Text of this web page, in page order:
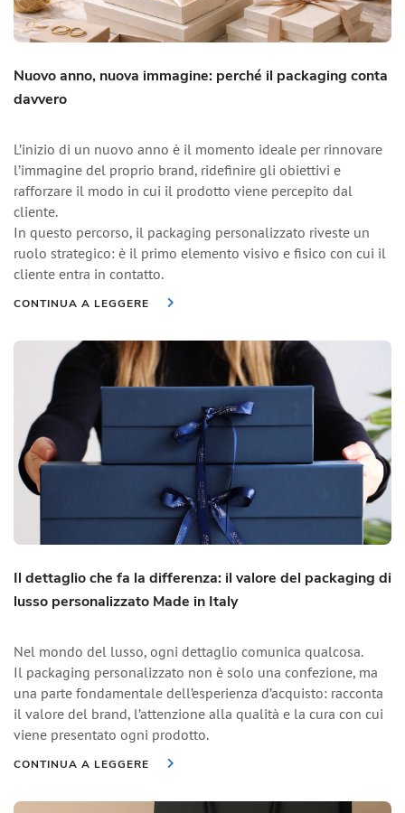
Nuovo anno, nuova immagine: perché il packaging conta
davvero
L’inizio di un nuovo anno è il momento ideale per rinnovare
l’immagine del proprio brand, ridefinire gli obiettivi e
rafforzare il modo in cui il prodotto viene percepito dal
cliente.
In questo percorso, il packaging personalizzato riveste un
ruolo strategico: è il primo elemento visivo e fisico con cui il
cliente entra in contatto.
CONTINUA A LEGGERE
Il dettaglio che fa la differenza: il valore del packaging di
lusso personalizzato Made in Italy
Nel mondo del lusso, ogni dettaglio comunica qualcosa.
Il packaging personalizzato non è solo una confezione, ma
una parte fondamentale dell’esperienza d’acquisto: racconta
il valore del brand, l’attenzione alla qualità e la cura con cui
viene presentato ogni prodotto.
CONTINUA A LEGGERE